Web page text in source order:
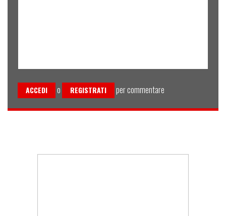
ACCEDI o REGISTRATI per commentare